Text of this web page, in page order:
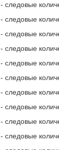
- следовые
- следовые
- следовые
- следовые
- следовые
- следовые
- следовые
- следовые
- следовые
- следовые